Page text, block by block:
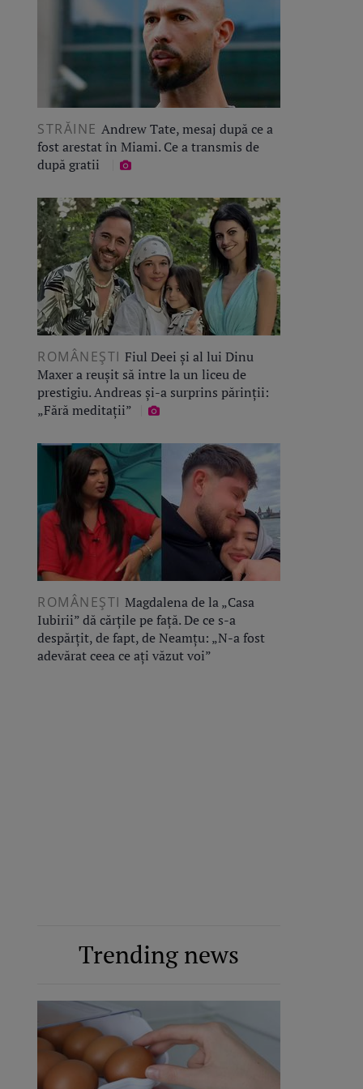
STRĂINE Andrew Tate, mesaj după ce a
fost arestat în Miami. Ce a transmis de
după gratii
ROMÂNEŞTI Fiul Deei și al lui Dinu
Maxer a reușit să intre la un liceu de
prestigiu. Andreas și-a surprins părinții:
„Fără meditații”
ROMÂNEŞTI Magdalena de la „Casa
Iubirii” dă cărțile pe față. De ce s-a
despărțit, de fapt, de Neamțu: „N-a fost
adevărat ceea ce ați văzut voi”
Trending news